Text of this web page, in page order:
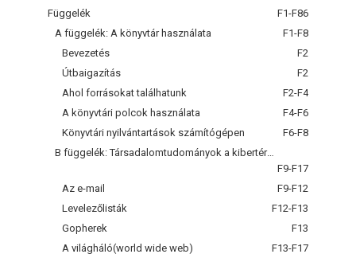
Függelék
F1-F86
A függelék: A könyvtár használata
F1-F8
Bevezetés
F2
Útbaigazítás
F2
Ahol forrásokat találhatunk
F2-F4
A könyvtári polcok használata
F4-F6
Könyvtári nyilvántartások számítógépen
F6-F8
B függelék: Társadalomtudományok a kibertérben
F9-F17
Az e-mail
F9-F12
Levelezőlisták
F12-F13
Gopherek
F13
A világháló(world wide web)
F13-F17